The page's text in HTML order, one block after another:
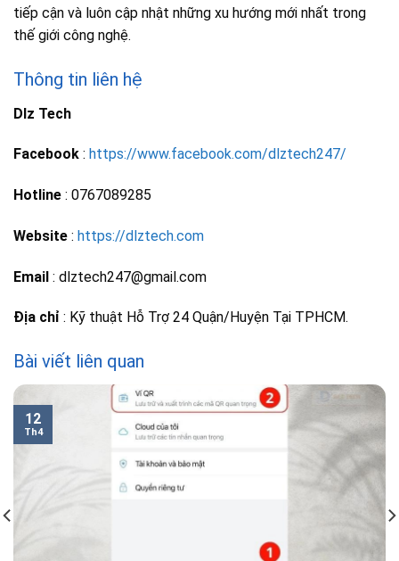
tiếp cận và luôn cập nhật những xu hướng mới nhất trong
thế giới công nghệ.
Thông tin liên hệ
Dlz Tech
Facebook : https://www.facebook.com/dlztech247/
Hotline : 0767089285
Website : https://dlztech.com
Email : dlztech247@gmail.com
Địa chỉ : Kỹ thuật Hỗ Trợ 24 Quận/Huyện Tại TPHCM.
Bài viết liên quan
12
Th4